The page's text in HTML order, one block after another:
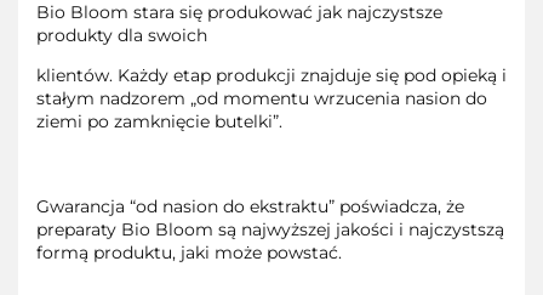
Bio Bloom stara się produkować jak najczystsze
produkty dla swoich
klientów. Każdy etap produkcji znajduje się pod opieką i
stałym nadzorem „od momentu wrzucenia nasion do
ziemi po zamknięcie butelki”.
Gwarancja “od nasion do ekstraktu” poświadcza, że
preparaty Bio Bloom są najwyższej jakości i najczystszą
formą produktu, jaki może powstać.